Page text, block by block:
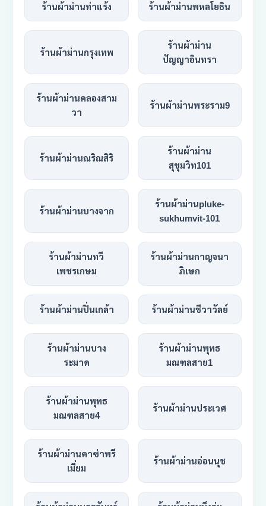
ร้านผ้าม่านท่าแร้ง ร้านผ้าม่านพหลโยธิน
ร้านผ้าม่านกรุงเทพ
ร้านผ้าม่าน
ปัญญาอินทรา
ร้านผ้าม่านคลองสาม
วา
ร้านผ้าม่านพระราม9
ร้านผ้าม่านณริณสิริ
ร้านผ้าม่าน
สุขุมวิท101
ร้านผ้าม่านบางจาก
ร้านผ้าม่านpluke-
sukhumvit-101
ร้านผ้าม่านทวี
เพชรเกษม
ร้านผ้าม่านกาญจนา
ภิเษก
ร้านผ้าม่านปิ่นเกล้า ร้านผ้าม่านชีวาวัลย์
ร้านผ้าม่านบาง
ระมาด
ร้านผ้าม่านพุทธ
มณฑลสาย1
ร้านผ้าม่านพุทธ
มณฑลสาย4
ร้านผ้าม่านประเวศ
ร้านผ้าม่านคาซ่าพรี
เมี่ยม
ร้านผ้าม่านอ่อนนุช